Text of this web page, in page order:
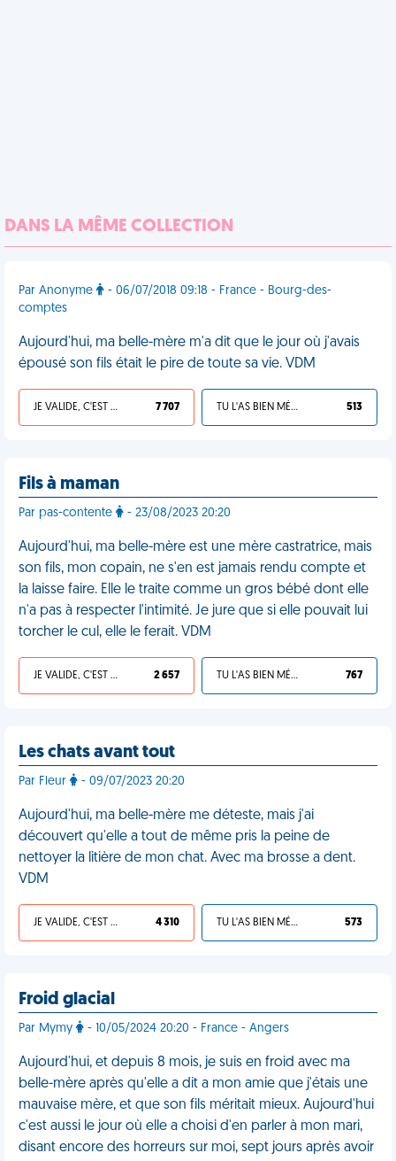
DANS LA MÊME COLLECTION
Par Anonyme
- 06/07/2018 09:18 - France - Bourg-des-
comptes
Aujourd'hui, ma belle-mère m'a dit que le jour où j'avais
épousé son fils était le pire de toute sa vie. VDM
JE VALIDE, C'EST UNE VDM 7 707 TU L'AS BIEN MÉRITÉ 513
Fils à maman
Par pas-contente - 23/08/2023 20:20
Aujourd'hui, ma belle-mère est une mère castratrice, mais
son fils, mon copain, ne s'en est jamais rendu compte et
la laisse faire. Elle le traite comme un gros bébé dont elle
n'a pas à respecter l'intimité. Je jure que si elle pouvait lui
torcher le cul, elle le ferait. VDM
JE VALIDE, C'EST UNE VDM 2 657 TU L'AS BIEN MÉRITÉ 767
Les chats avant tout
Par Fleur - 09/07/2023 20:20
Aujourd'hui, ma belle-mère me déteste, mais j'ai
découvert qu'elle a tout de même pris la peine de
nettoyer la litière de mon chat. Avec ma brosse a dent.
VDM
JE VALIDE, C'EST UNE VDM 4 310 TU L'AS BIEN MÉRITÉ 573
Froid glacial
Par Mymy - 10/05/2024 20:20 - France - Angers
Aujourd'hui, et depuis 8 mois, je suis en froid avec ma
belle-mère après qu'elle a dit a mon amie que j'étais une
mauvaise mère, et que son fils méritait mieux. Aujourd'hui
c'est aussi le jour où elle a choisi d'en parler à mon mari,
disant encore des horreurs sur moi, sept jours après avoir